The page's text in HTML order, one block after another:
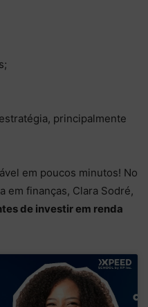
principalmente
em poucos minutos! No
em finanças, Clara Sodré,
de investir em renda